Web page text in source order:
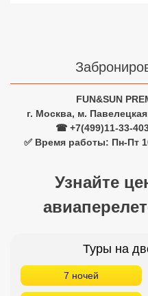
FUN&SUN
г. Москва, м.
☎ +7(499)11-33-
✅ Время работы: Пн-Пт
Узнайте
Туры на
7 ночей